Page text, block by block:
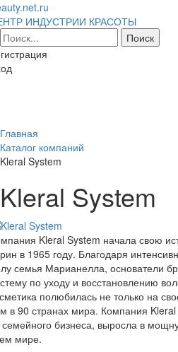
ИНДУСТРИИ КРАСОТЫ
Главная
Каталог компаний
Kleral System
Kleral System
Kleral System начала свою
в 1965 году. Благодаря
семья Марианелла, основатели
по уходу и восстановлению
полюбилась не только на
в 90 странах мира. Компания
семейного бизнеса, выросла в
мире.